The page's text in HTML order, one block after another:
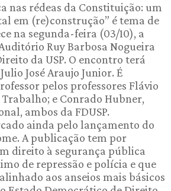
nas rédeas da Constituição: um
em (re)construção” é tema de
na segunda-feira (03/10), a
Ruy Barbosa Nogueira
da USP. O encontro terá
José Araujo Junior. É
pelos professores Flávio
e Conrado Hubner,
ambos da FDUSP.
ainda pelo lançamento do
A publicação tem por
direito à segurança pública
de repressão e polícia e que
aos anseios mais básicos